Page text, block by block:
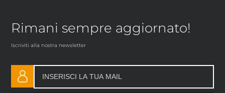
Rimani sempre aggiornato!
Iscriviti alla nostra newsletter